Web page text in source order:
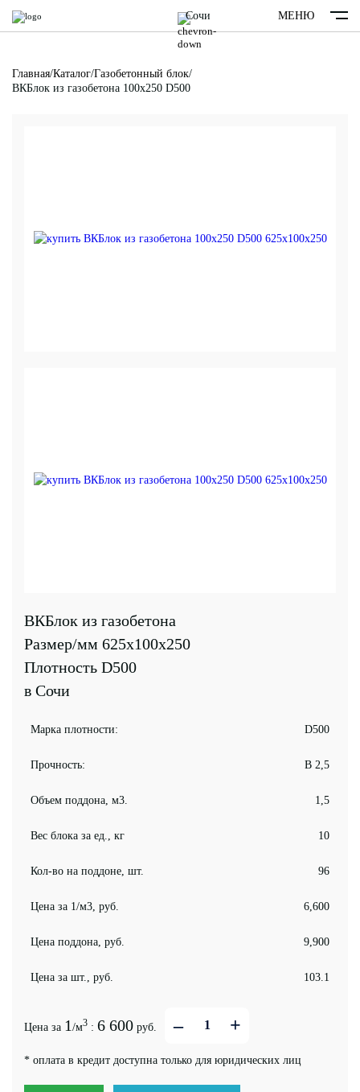
Сочи МЕНЮ
Главная/Каталог/Газобетонный блок/
ВКБлок из газобетона 100х250 D500
ВКБлок из газобетона
Размер/мм 625x100x250
Плотность D500
в Сочи
Марка плотности: D500
Прочность: B 2,5
Объем поддона, м3. 1,5
Вес блока за ед., кг 10
Кол-во на поддоне, шт. 96
Цена за 1/м3, руб. 6,600
Цена поддона, руб. 9,900
Цена за шт., руб. 103.1
Цена за 1 /м3 : 6 600 руб. – +
* оплата в кредит доступна только для юридических лиц